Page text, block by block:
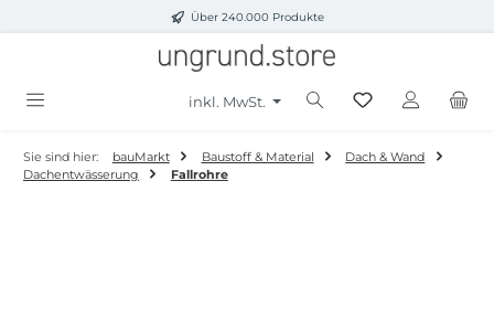
Zum Hauptinhalt springenÜber 240.000 Produkte
inkl. MwSt.
Sie sind hier: bauMarkt Baustoff & Material
Dach & Wand
Dachentwässerung
Fallrohre